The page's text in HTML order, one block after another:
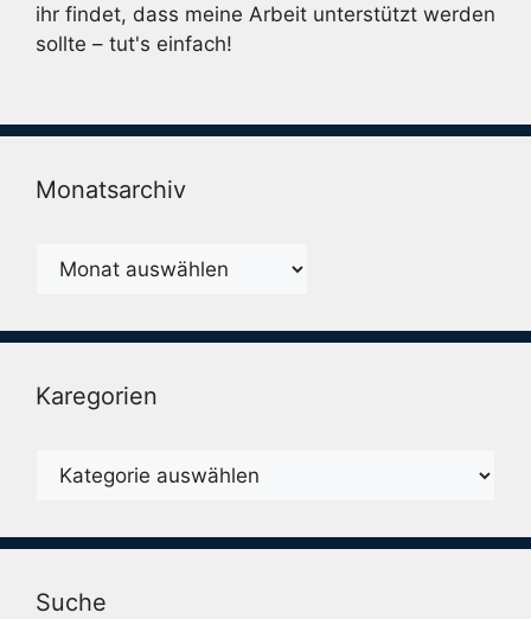
ihr findet, dass meine Arbeit unterstützt werden
sollte – tut's einfach!
Monatsarchiv
Monatsarchiv
Karegorien
Karegorien
Suche